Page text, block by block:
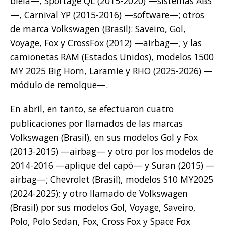
—, Carnival YP (2015-2016) —software—; otros
de marca Volkswagen (Brasil): Saveiro, Gol,
Voyage, Fox y CrossFox (2012) —airbag—; y las
camionetas RAM (Estados Unidos), modelos 1500
MY 2025 Big Horn, Laramie y RHO (2025-2026) —
módulo de remolque—.
En abril, en tanto, se efectuaron cuatro
publicaciones por llamados de las marcas
Volkswagen (Brasil), en sus modelos Gol y Fox
(2013-2015) —airbag— y otro por los modelos de
2014-2016 —aplique del capó— y Suran (2015) —
airbag—; Chevrolet (Brasil), modelos S10 MY2025
(2024-2025); y otro llamado de Volkswagen
(Brasil) por sus modelos Gol, Voyage, Saveiro,
Polo, Polo Sedan, Fox, Cross Fox y Space Fox